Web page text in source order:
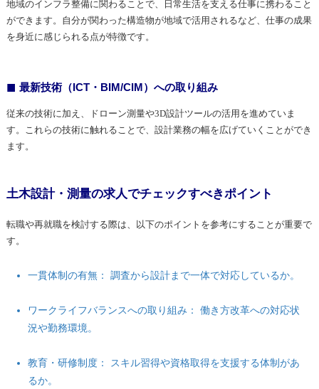
地域のインフラ整備に関わることで、日常生活を支える仕事に携わること
ができます。自分が関わった構造物が地域で活用されるなど、仕事の成果
を身近に感じられる点が特徴です。
最新技術（ICT・BIM/CIM）への取り組み
従来の技術に加え、ドローン測量や3D設計ツールの活用を進めていま
す。これらの技術に触れることで、設計業務の幅を広げていくことができ
ます。
土木設計・測量の求人でチェックすべきポイント
転職や再就職を検討する際は、以下のポイントを参考にすることが重要で
す。
一貫体制の有無： 調査から設計まで一体で対応しているか。
ワークライフバランスへの取り組み： 働き方改革への対応状
況や勤務環境。
教育・研修制度： スキル習得や資格取得を支援する体制があ
るか。